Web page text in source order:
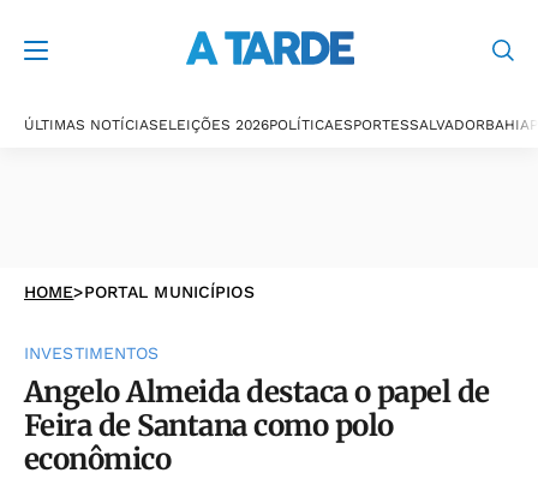
ÚLTIMAS NOTÍCIASELEIÇÕES 2026POLÍTICAESPORTESSALVADORBAHIA
HOME>PORTAL MUNICÍPIOS
INVESTIMENTOS
Angelo Almeida destaca o papel de
Feira de Santana como polo
econômico